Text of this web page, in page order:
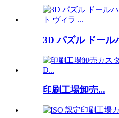
3D パズル ドール
印刷工場卸売...